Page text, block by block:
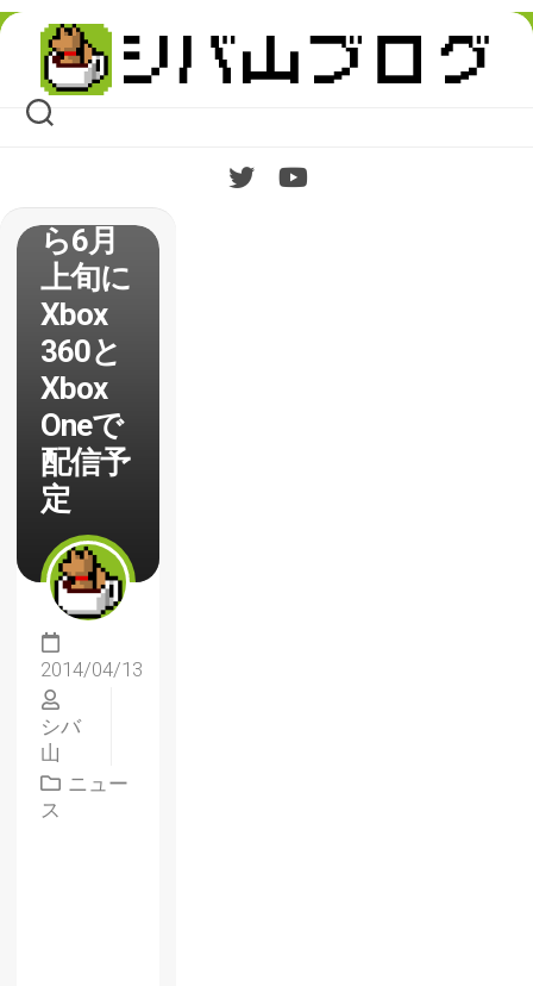
Skip
content
【Supe
r TIME
Force
下旬か
ら6月
上旬に
Xbox
360と
Xbox
Oneで
配信予
定
2014/04/13
シバ
山
ニュー
ス